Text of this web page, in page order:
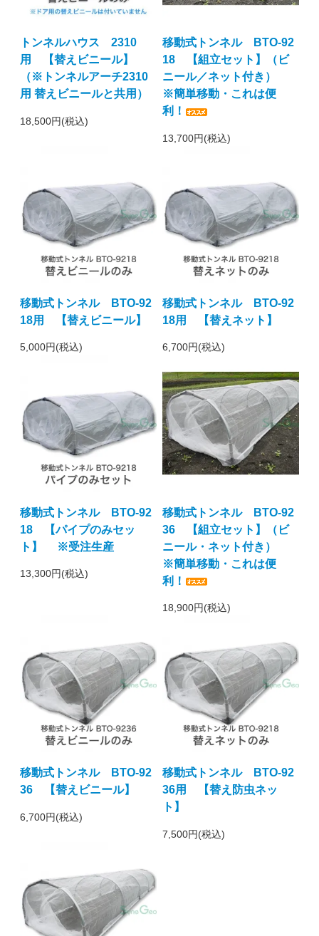
トンネルハウス 2310
用 【替えビニール】
（※トンネルアーチ2310
用 替えビニールと共用）
18,500円(税込)
移動式トンネル BTO-92
18 【組立セット】（ビ
ニール／ネット付き）
※簡単移動・これは便
利！
13,700円(税込)
移動式トンネル BTO-92
18用 【替えビニール】
5,000円(税込)
移動式トンネル BTO-92
18用 【替えネット】
6,700円(税込)
移動式トンネル BTO-92
18 【パイプのみセッ
ト】 ※受注生産
13,300円(税込)
移動式トンネル BTO-92
36 【組立セット】（ビ
ニール・ネット付き）
※簡単移動・これは便
利！
18,900円(税込)
移動式トンネル BTO-92
36 【替えビニール】
6,700円(税込)
移動式トンネル BTO-92
36用 【替え防虫ネッ
ト】
7,500円(税込)